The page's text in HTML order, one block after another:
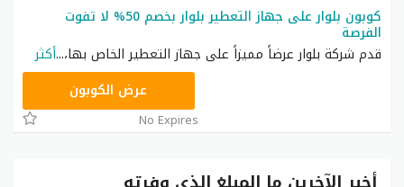
كوبون بلوار على جهاز التعطير بلوار بخصم 50% لا تفوت
الفرصة
قدم شركة بلوار عرضاً مميزاً على جهاز التعطير الخاص بها،...أكثر
عرض الكوبون
No Expires